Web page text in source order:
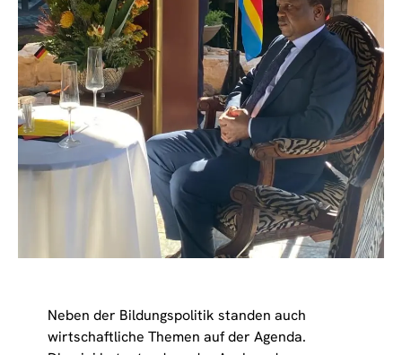
Neben der Bildungspolitik standen auch
wirtschaftliche Themen auf der Agenda.